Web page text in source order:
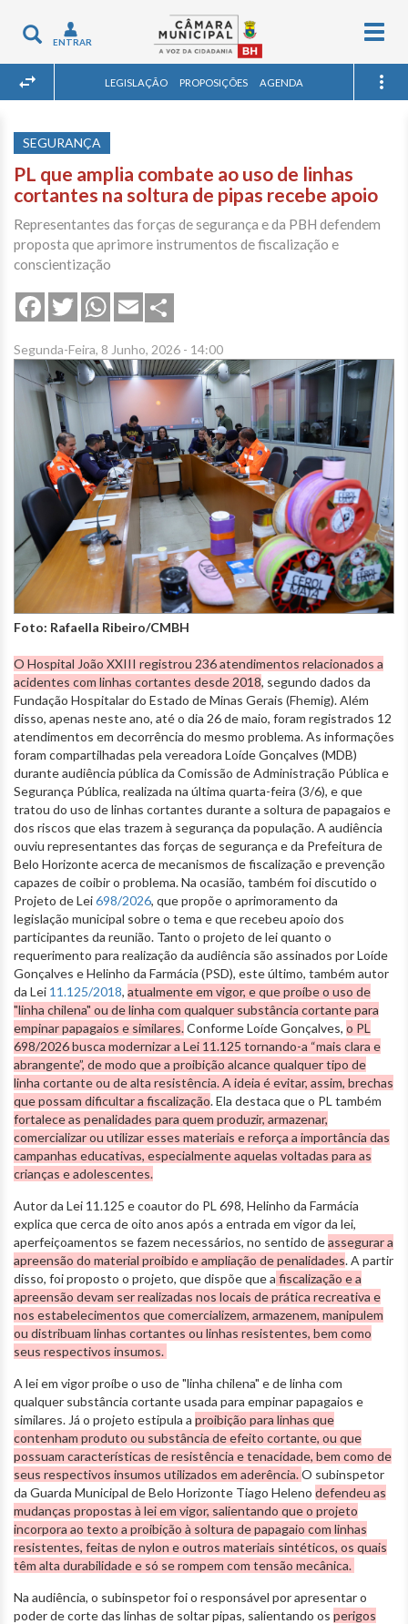
Toggle
navigation
ENTRAR
LEGISLAÇÃO PROPOSIÇÕES AGENDA
SEGURANÇA
PL que amplia combate ao uso de linhas
cortantes na soltura de pipas recebe apoio
Representantes das forças de segurança e da PBH defendem
proposta que aprimore instrumentos de fiscalização e
conscientização
FacebookTwitterWhatsApp
Email
Segunda-Feira, 8 Junho, 2026 - 14:00
Foto: Rafaella Ribeiro/CMBH
O Hospital João XXIII registrou 236 atendimentos relacionados a
acidentes com linhas cortantes desde 2018, segundo dados da
Fundação Hospitalar do Estado de Minas Gerais (Fhemig). Além
disso, apenas neste ano, até o dia 26 de maio, foram registrados 12
atendimentos em decorrência do mesmo problema. As informações
foram compartilhadas pela vereadora Loíde Gonçalves (MDB)
durante audiência pública da Comissão de Administração Pública e
Segurança Pública, realizada na última quarta-feira (3/6), e que
tratou do uso de linhas cortantes durante a soltura de papagaios e
dos riscos que elas trazem à segurança da população. A audiência
ouviu representantes das forças de segurança e da Prefeitura de
Belo Horizonte acerca de mecanismos de fiscalização e prevenção
capazes de coibir o problema. Na ocasião, também foi discutido o
Projeto de Lei698/2026, que propõe o aprimoramento da
legislação municipal sobre o tema e que recebeu apoio dos
participantes da reunião. Tanto o projeto de lei quanto o
requerimento para realização da audiência são assinados por Loíde
Gonçalves e Helinho da Farmácia (PSD), este último, também autor
da Lei 11.125/2018, atualmente em vigor, e que proíbe o uso de
"linha chilena" ou de linha com qualquer substância cortante para
empinar papagaios e similares.Conforme Loíde Gonçalves, o PL
698/2026 busca modernizar a Lei 11.125 tornando-a “mais clara e
abrangente”, de modo que a proibição alcance qualquer tipo de
linha cortante ou de alta resistência. A ideia é evitar, assim, brechas
que possam dificultar a fiscalização. Ela destaca que o PL também
fortalece as penalidades para quem produzir, armazenar,
comercializar ou utilizar esses materiais e reforça a importância das
campanhas educativas, especialmente aquelas voltadas para as
crianças e adolescentes.
Autor da Lei 11.125 e coautor do PL 698, Helinho da Farmácia
explica que cerca de oito anos após a entrada em vigor da lei,
aperfeiçoamentos se fazem necessários, no sentido deassegurar a
apreensão do material proibido e ampliação de penalidades. A partir
disso, foi proposto o projeto, que dispõe que a fiscalização e a
apreensão devam ser realizadas nos locais de prática recreativa e
nos estabelecimentos que comercializem, armazenem, manipulem
ou distribuam linhas cortantes ou linhas resistentes, bem como
seus respectivos insumos.
A lei em vigor proíbe o uso de "linha chilena" e de linha com
qualquer substância cortante usada para empinar papagaios e
similares. Já o projeto estipula a proibição para linhas que
contenham produto ou substância de efeito cortante, ou que
possuam características de resistência e tenacidade, bem como de
seus respectivos insumos utilizados em aderência.O subinspetor
da Guarda Municipal de Belo Horizonte Tiago Heleno defendeu as
mudanças propostas à lei em vigor, salientando que o projeto
incorpora ao texto a proibição à soltura de papagaio com linhas
resistentes, feitas de nylon e outros materiais sintéticos, os quais
têm alta durabilidade e só se rompem com tensão mecânica.
Na audiência, o subinspetor foi o responsável por apresentar o
poder de corte das linhas de soltar pipas, salientando os perigos